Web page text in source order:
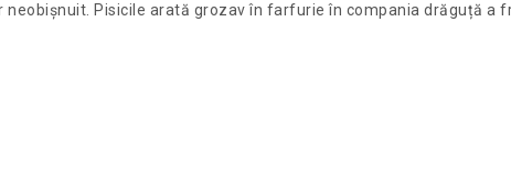
Pisicile arată grozav în farfurie în compania drăguță a